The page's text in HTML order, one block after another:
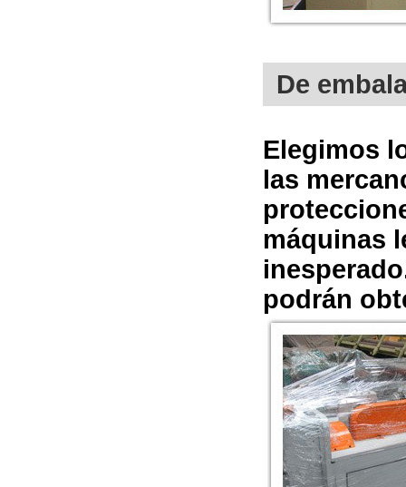
De
Elegimos
las
máquinas
podrán